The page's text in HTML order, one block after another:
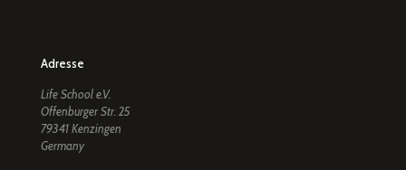
Adresse
Life School e.V.
Offenburger Str. 25
79341 Kenzingen
Germany